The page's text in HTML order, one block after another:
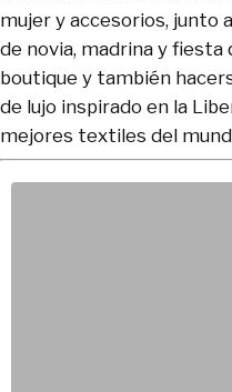
mujer y accesorios, junto
de novia, madrina y fiesta
boutique y también
de lujo inspirado en la
mejores textiles del